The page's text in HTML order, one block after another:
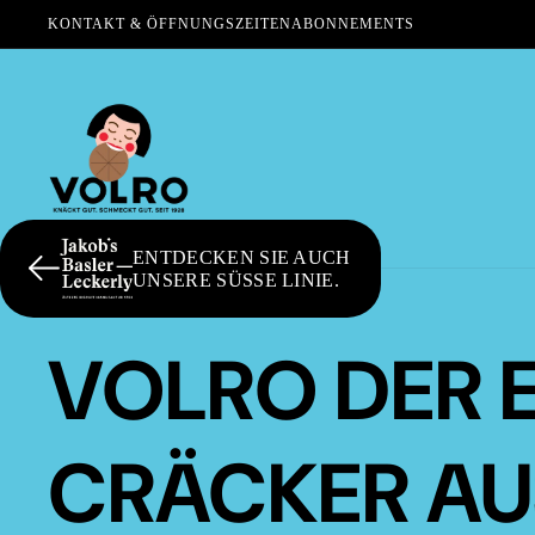
KONTAKT & ÖFFNUNGSZEITENABONNEMENTS
ENTDECKEN SIE AUCH
UNSERE SÜSSE LINIE.
VOLRO DER
CRÄCKER